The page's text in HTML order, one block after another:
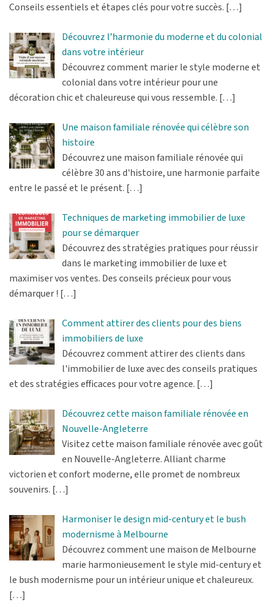
Conseils essentiels et étapes clés pour votre succès. […]
Découvrez l’harmonie du moderne et du colonial
dans votre intérieur
Découvrez comment marier le style moderne et
colonial dans votre intérieur pour une
décoration chic et chaleureuse qui vous ressemble. […]
Une maison familiale rénovée qui célèbre son
histoire
Découvrez une maison familiale rénovée qui
célèbre 30 ans d'histoire, une harmonie parfaite
entre le passé et le présent. […]
Techniques de marketing immobilier de luxe
pour se démarquer
Découvrez des stratégies pratiques pour réussir
dans le marketing immobilier de luxe et
maximiser vos ventes. Des conseils précieux pour vous
démarquer ! […]
Comment attirer des clients pour des biens
immobiliers de luxe
Découvrez comment attirer des clients dans
l'immobilier de luxe avec des conseils pratiques
et des stratégies efficaces pour votre agence. […]
Découvrez cette maison familiale rénovée en
Nouvelle-Angleterre
Visitez cette maison familiale rénovée avec goût
en Nouvelle-Angleterre. Alliant charme
victorien et confort moderne, elle promet de nombreux
souvenirs. […]
Harmoniser le design mid-century et le bush
modernisme à Melbourne
Découvrez comment une maison de Melbourne
marie harmonieusement le style mid-century et
le bush modernisme pour un intérieur unique et chaleureux.
[…]